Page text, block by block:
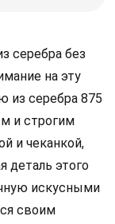
серебра без
на эту
из серебра 875
и строгим
и чеканкой,
деталь этого
искусными
своим